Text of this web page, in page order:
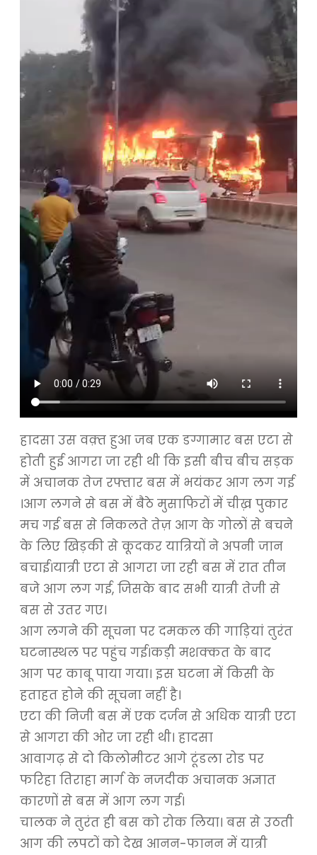
हादसा उस वक़्त हुआ जब एक डग्गामार बस एटा से
होती हुई आगरा जा रही थी कि इसी बीच बीच सड़क
में अचानक तेज रफ्तार बस में भयंकर आग लग गई
।आग लगने से बस में बैठे मुसाफिरों में चीख़ पुकार
मच गई बस से निकलते तेज़ आग के गोलों से बचने
के लिए खिड़की से कूदकर यात्रियों ने अपनी जान
बचाई।यात्री एटा से आगरा जा रही बस में रात तीन
बजे आग लग गई, जिसके बाद सभी यात्री तेजी से
बस से उतर गए।
आग लगने की सूचना पर दमकल की गाड़ियां तुरंत
घटनास्थल पर पहुंच गई।कड़ी मशक्कत के बाद
आग पर काबू पाया गया। इस घटना में किसी के
हताहत होने की सूचना नहीं है।
एटा की निजी बस में एक दर्जन से अधिक यात्री एटा
से आगरा की ओर जा रही थी। हादसा
आवागढ़ से दो किलोमीटर आगे टूंडला रोड पर
फरिहा तिराहा मार्ग के नजदीक अचानक अज्ञात
कारणों से बस में आग लग गई।
चालक ने तुरंत ही बस को रोक लिया। बस से उठती
आग की लपटों को देख आनन-फानन में यात्री